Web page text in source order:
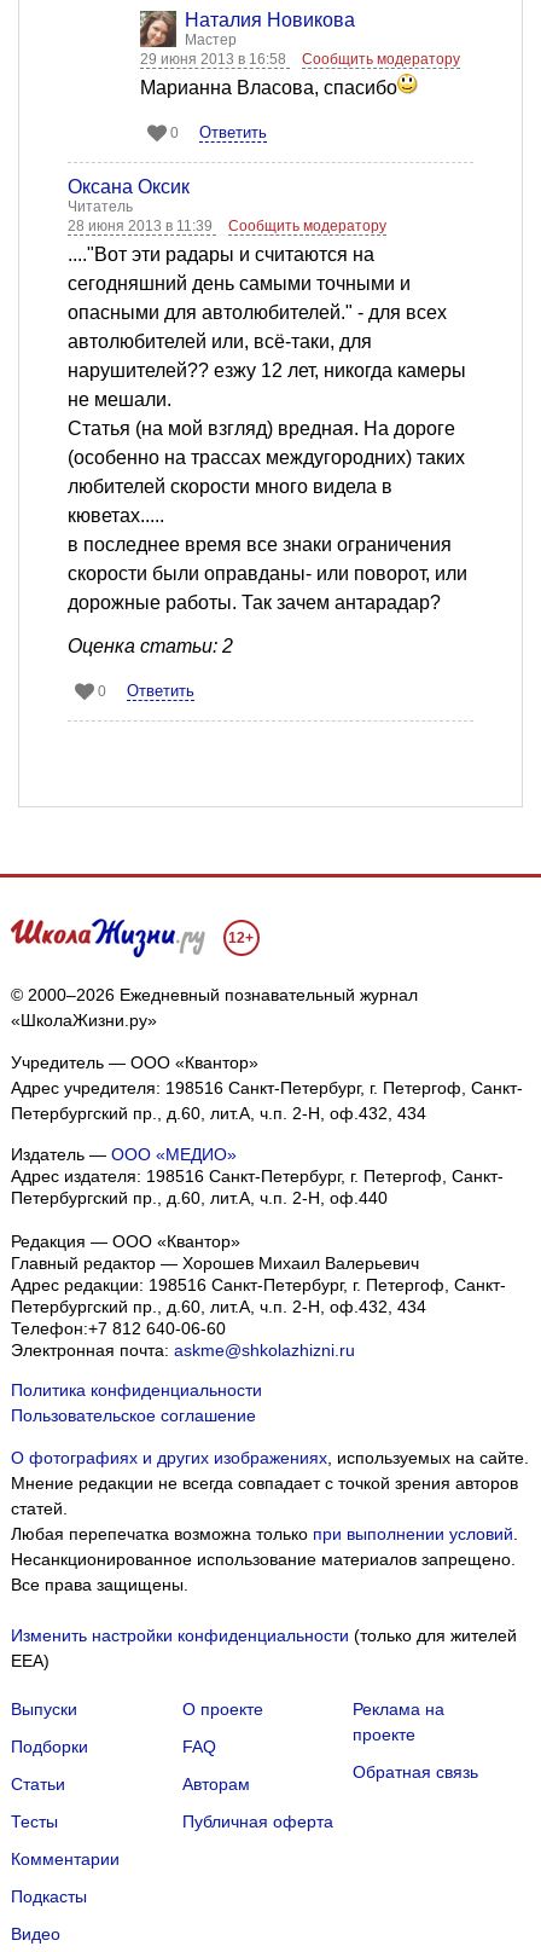
Наталия Новикова
Мастер
29 июня 2013 в 16:58
Сообщить модератору
Марианна Власова, спасибо
0 Ответить
Оксана Оксик
Читатель
28 июня 2013 в 11:39
Сообщить модератору
...."Вот эти радары и считаются на
сегодняшний день самыми точными и
опасными для автолюбителей." - для всех
автолюбителей или, всё-таки, для
нарушителей?? езжу 12 лет, никогда камеры
не мешали.
Статья (на мой взгляд) вредная. На дороге
(особенно на трассах междугородних) таких
любителей скорости много видела в
кюветах.....
в последнее время все знаки ограничения
скорости были оправданы- или поворот, или
дорожные работы. Так зачем антарадар?
Оценка статьи: 2
0 Ответить
12+
© 2000–2026 Ежедневный познавательный журнал
«ШколаЖизни.ру»
Учредитель — ООО «Квантор»
Адрес учредителя: 198516 Санкт-Петербург, г. Петергоф, Санкт-
Петербургский пр., д.60, лит.А, ч.п. 2-Н, оф.432, 434
Издатель — ООО «МЕДИО»
Адрес издателя: 198516 Санкт-Петербург, г. Петергоф, Санкт-
Петербургский пр., д.60, лит.А, ч.п. 2-Н, оф.440
Редакция — ООО «Квантор»
Главный редактор — Хорошев Михаил Валерьевич
Адрес редакции: 198516 Санкт-Петербург, г. Петергоф Санкт-
Петербургский пр., д.60, лит.А, ч.п. 2-Н, оф.432, 434
Телефон:+7 812 640-06-60
Электронная почта: askme@shkolazhizni.ru
Политика конфиденциальности
Пользовательское соглашение
О фотографиях и других изображениях, используемых на сайте.
Мнение редакции не всегда совпадает с точкой зрения авторов
статей.
Любая перепечатка возможна только при выполнении условий
Несанкционированное использование материалов запрещено.
Все права защищены.
Изменить настройки конфиденциальности (только для жителей
EEA)
Выпуски
Подборки
Статьи
Тесты
Комментарии
Подкасты
Видео
О проекте
FAQ
Авторам
Публичная оферта
Реклама на
проекте
Обратная связь